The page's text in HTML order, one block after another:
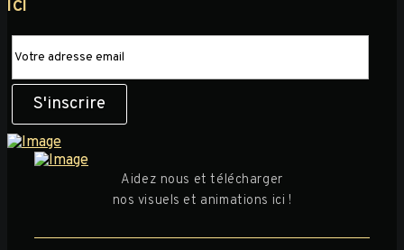
ICI
Aidez nous et télécharger
nos visuels et animations ici !